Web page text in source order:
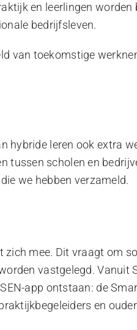
en leerlingen worden
bedrijfsleven.
van toekomstige
hybride leren ook extra
tussen scholen en
die we hebben verzameld.
zich mee. Dit vraagt om
vastgelegd. Vanuit
app ontstaan: de
en